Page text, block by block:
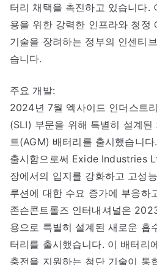
터리 채택을 촉진하고 있습니다.
용을 위한 강력한 인프라와 청정
기술을 장려하는 정부의 인센티
습니다.
주요 개발:
2024년 7월 엑사이드 인더스트
(SLI) 부문을 위해 특별히 설계된
트(AGM) 배터리를 출시했습니
출시함으로써 Exide Industries
장에서의 입지를 강화하고 고성
루션에 대한 수요 증가에 부응하
존슨콘트롤즈 인터내셔널은
용으로 특별히 설계된 새로운 흡
터리를 출시했습니다. 이 배터리
충전을 지원하는 첨단 기술이 통